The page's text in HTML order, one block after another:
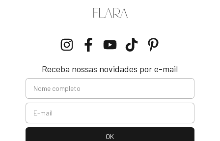
Receba nossas novidades por e-mail